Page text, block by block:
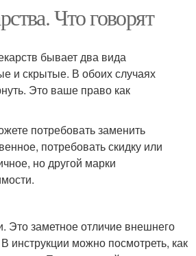
Что говорят
бывает два вида
и скрытые. В обоих случаях
Это ваше право как
потребовать заменить
потребовать скидку или
но другой марки
Это заметное отличие внешнего
инструкции можно посмотреть, как